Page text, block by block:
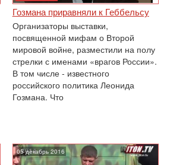
Гозмана приравняли к Геббельсу
Организаторы выставки,
посвященной мифам о Второй
мировой войне, разместили на полу
стрелки с именами «врагов России».
В том числе - известного
российского политика Леонида
Гозмана. Что
05 декабрь 2016